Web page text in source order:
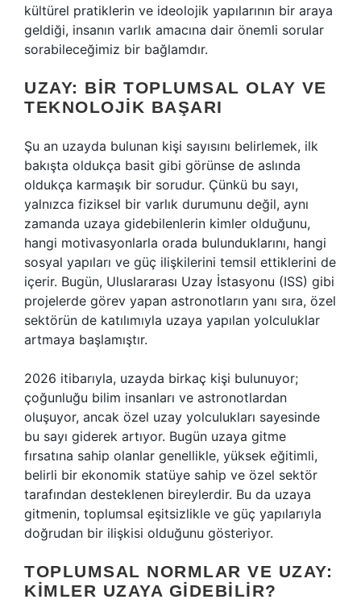
kültürel pratiklerin ve ideolojik yapılarının bir araya
geldiği, insanın varlık amacına dair önemli sorular
sorabileceğimiz bir bağlamdır.
UZAY: BIR TOPLUMSAL OLAY VE
TEKNOLOJIK BAŞARI
Şu an uzayda bulunan kişi sayısını belirlemek, ilk
bakışta oldukça basit gibi görünse de aslında
oldukça karmaşık bir sorudur. Çünkü bu sayı,
yalnızca fiziksel bir varlık durumunu değil, aynı
zamanda uzaya gidebilenlerin kimler olduğunu,
hangi motivasyonlarla orada bulunduklarını, hangi
sosyal yapıları ve güç ilişkilerini temsil ettiklerini de
içerir. Bugün, Uluslararası Uzay İstasyonu (ISS) gibi
projelerde görev yapan astronotların yanı sıra, özel
sektörün de katılımıyla uzaya yapılan yolculuklar
artmaya başlamıştır.
2026 itibarıyla, uzayda birkaç kişi bulunuyor;
çoğunluğu bilim insanları ve astronotlardan
oluşuyor, ancak özel uzay yolculukları sayesinde
bu sayı giderek artıyor. Bugün uzaya gitme
fırsatına sahip olanlar genellikle, yüksek eğitimli,
belirli bir ekonomik statüye sahip ve özel sektör
tarafından desteklenen bireylerdir. Bu da uzaya
gitmenin, toplumsal eşitsizlikle ve güç yapılarıyla
doğrudan bir ilişkisi olduğunu gösteriyor.
TOPLUMSAL NORMLAR VE UZAY:
KIMLER UZAYA GIDEBILIR?